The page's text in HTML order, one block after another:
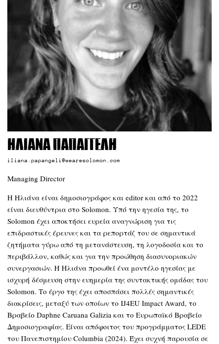
Ηλιάνα Παπαγγελή
iliana.papangeli@wearesolomon.com
Managing Director
Η Ηλιάνα είναι δημοσιογράφος και editor και από το 2022
είναι διευθύντρια στο Solomon. Υπό την ηγεσία της, το
Solomon έχει αποκτήσει ευρεία αναγνώριση για τις
επιδραστικές έρευνες και τα ρεπορτάζ του σε σημαντικά
ζητήματα γύρω από τη μετανάστευση, τη λογοδοσία και το
περιβάλλον, καθώς και για την προώθηση διασυνοριακών
συνεργασιών. Η Ηλιάνα προωθεί ένα μοντέλο ηγεσίας με
ισχυρή δέσμευση στην ευημερία της συντακτικής ομάδας του
Solomon. Το έργο της έχει αποσπάσει πολλές σημαντικές
διακρίσεις, μεταξύ των οποίων το IJ4EU Impact Award, το
Βραβείο Daphne Caruana Galizia και το Ευρωπαϊκό Βραβείο
Δημοσιογραφίας. Είναι απόφοιτος του προγράμματος LEDE
του Πανεπιστημίου Columbia (2024). Έχει συχνή παρουσία σε